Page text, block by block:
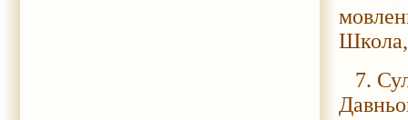
Школа,
7.